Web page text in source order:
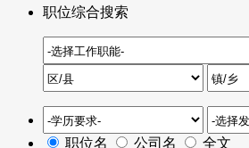
职位综合搜索
职位名 公司名 全文